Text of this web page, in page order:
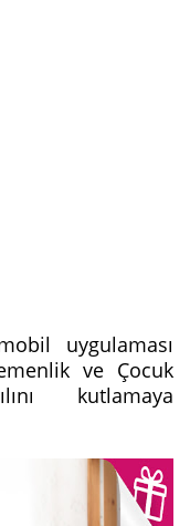
uygulaması
ve Çocuk
kutlamaya